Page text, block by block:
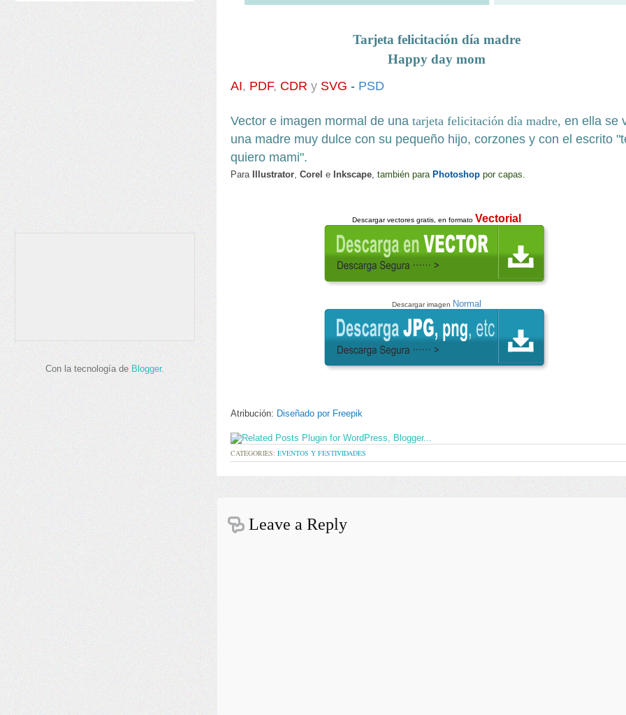
Con la tecnología de Blogger.
Tarjeta felicitación día madre
Happy day mom
AI, PDF, CDR y SVG - PSD
Vector e imagen mormal de una tarjeta felicitación día madre, en ella se
una madre muy dulce con su pequeño hijo, corzones y con el escrito
quiero mami".
Para Illustrator, Corel e Inkscape, también para Photoshop por capas.
Descargarvectores gratis, en formato Vectorial
Descargar imagen Normal
Atribución: Diseñado por Freepik
CATEGORIES: EVENTOS Y FESTIVIDADES
Leave a Reply